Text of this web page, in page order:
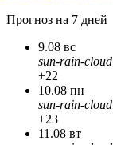
Прогноз на 7 дней
9.08 вс
sun-rain-cloud
+22
10.08 пн
sun-rain-cloud
+23
11.08 вт